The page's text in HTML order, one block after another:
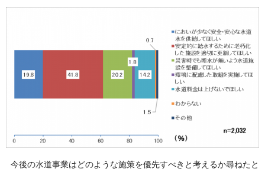
今後の水道事業はどのような施策を優先すべきと考えるか尋ねたと